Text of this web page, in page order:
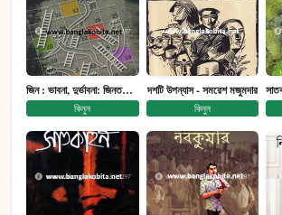
জিন : ভাবনা, দুর্ভাবনা: জিনতত্ত্ব সমাজ ইতিহাস (পেপারব্যাক)
কিনুন
দশটি উপন্যাস - সমরেশ মজুমদার
কিনুন